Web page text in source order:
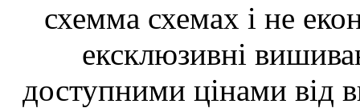
схемма схемах і не
ексклюзивні
доступними цінами від